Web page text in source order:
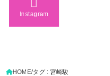
Instagram
HOME タグ : 宮崎駿